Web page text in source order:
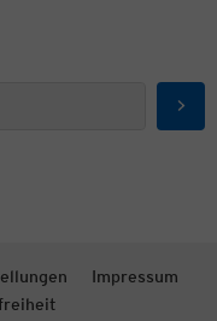
Impressum